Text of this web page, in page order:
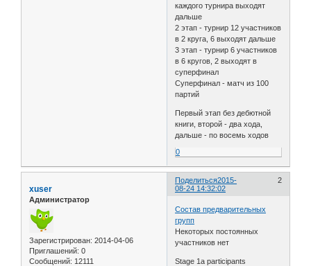
каждого турнира выходят
дальше
2 этап - турнир 12 участников
в 2 круга, 6 выходят дальше
3 этап - турнир 6 участников
в 6 кругов, 2 выходят в
суперфинал
Суперфинал - матч из 100
партий
Первый этап без дебютной
книги, второй - два хода,
дальше - по восемь ходов
0
Поделиться 2
2015-
08-24 14:32:02
xuser
Администратор
Зарегистрирован: 2014-04-06
Приглашений: 0
Сообщений: 12111
Состав предварительных
групп
Некоторых постоянных
участников нет
Stage 1a participants